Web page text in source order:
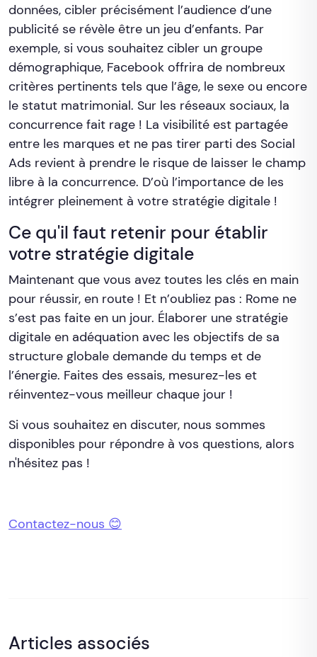
données, cibler précisément l’audience d’une
publicité se révèle être un jeu d’enfants. Par
exemple, si vous souhaitez cibler un groupe
démographique, Facebook offrira de nombreux
critères pertinents tels que l’âge, le sexe ou encore
le statut matrimonial. Sur les réseaux sociaux, la
concurrence fait rage ! La visibilité est partagée
entre les marques et ne pas tirer parti des Social
Ads revient à prendre le risque de laisser le champ
libre à la concurrence. D’où l’importance de les
intégrer pleinement à votre stratégie digitale !
Ce qu'il faut retenir pour établir
votre stratégie digitale
Maintenant que vous avez toutes les clés en main
pour réussir, en route ! Et n’oubliez pas : Rome ne
s’est pas faite en un jour. Élaborer une stratégie
digitale en adéquation avec les objectifs de sa
structure globale demande du temps et de
l’énergie. Faites des essais, mesurez-les et
réinventez-vous meilleur chaque jour !
Si vous souhaitez en discuter, nous sommes
disponibles pour répondre à vos questions, alors
n'hésitez pas !
Contactez-nous 😊
Articles associés